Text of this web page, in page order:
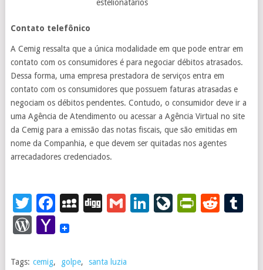
estelionatários
Contato telefônico
A Cemig ressalta que a única modalidade em que pode entrar em
contato com os consumidores é para negociar débitos atrasados.
Dessa forma, uma empresa prestadora de serviços entra em
contato com os consumidores que possuem faturas atrasadas e
negociam os débitos pendentes. Contudo, o consumidor deve ir a
uma Agência de Atendimento ou acessar a Agência Virtual no site
da Cemig para a emissão das notas fiscais, que são emitidas em
nome da Companhia, e que devem ser quitadas nos agentes
arrecadadores credenciados.
Twitter
Facebook
MySpace
DiggGmailLinkedIn
WordPress
Yahoo
Tags: cemig, golpe, santa luzia